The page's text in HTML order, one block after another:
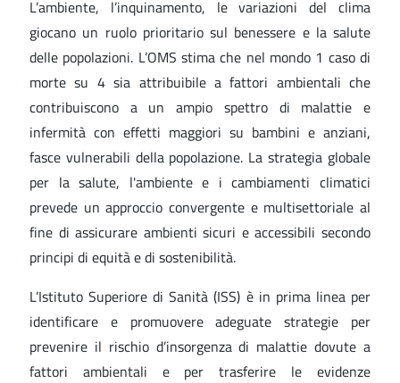
L’ambiente, l’inquinamento, le variazioni del clima
giocano un ruolo prioritario sul benessere e la salute
delle popolazioni. L’OMS stima che nel mondo 1 caso di
morte su 4 sia attribuibile a fattori ambientali che
contribuiscono a un ampio spettro di malattie e
infermità con effetti maggiori su bambini e anziani,
fasce vulnerabili della popolazione. La strategia globale
per la salute, l'ambiente e i cambiamenti climatici
prevede un approccio convergente e multisettoriale al
fine di assicurare ambienti sicuri e accessibili secondo
principi di equità e di sostenibilità.
L’Istituto Superiore di Sanità (ISS) è in prima linea per
identificare e promuovere adeguate strategie per
prevenire il rischio d’insorgenza di malattie dovute a
fattori ambientali e per trasferire le evidenze